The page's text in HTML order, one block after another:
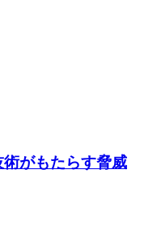
がもたらす脅威